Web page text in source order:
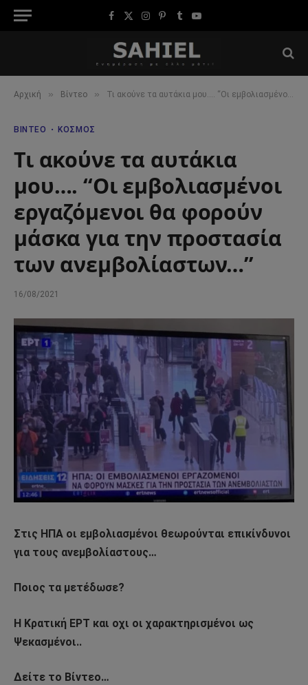
Facebook
X
Instagram
Pinterest
TumblrYouTube
Αρχική » Βίντεο » Τι ακούνε τα αυτάκια μου…. “Οι εμβολιασμένοι εργαζόμενοι θα φορούν μάσκα για την προστασία των ανεμβολίαστων…”
ΒΊΝΤΕΟ ΚΌΣΜΟΣ
Τι ακούνε τα αυτάκια
μου…. “Οι εμβολιασμένοι
εργαζόμενοι θα φορούν
μάσκα για την προστασία
των ανεμβολίαστων…”
16/08/2021
Στις ΗΠΑ οι εμβολιασμένοι θεωρούνται επικίνδυνοι
για τους ανεμβολίαστους…
Ποιος τα μετέδωσε?
Η Κρατική ΕΡΤ και οχι οι χαρακτηρισμένοι ως
Ψεκασμένοι..
Δείτε το Βίντεο…